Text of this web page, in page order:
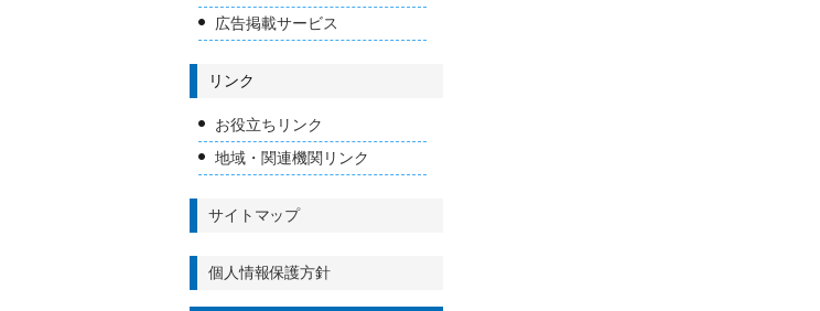
広告掲載サービス
リンク
お役立ちリンク
地域・関連機関リンク
サイトマップ
個人情報保護方針